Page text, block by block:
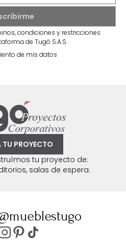
condiciones y restricciones
de Tugó S.A.S.
de mis datos
TU PROYECTO
tu proyecto de:
salas de espera.